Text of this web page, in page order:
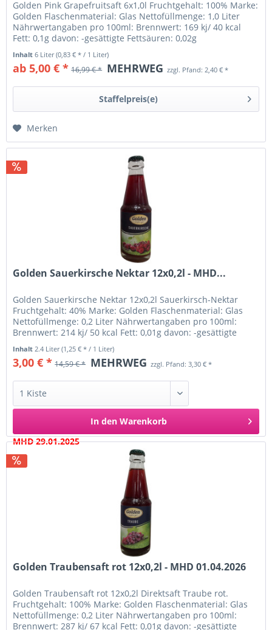
Golden Pink Grapefruitsaft 6x1,0l Fruchtgehalt: 100% Marke:
Golden Flaschenmaterial: Glas Nettofüllmenge: 1,0 Liter
Nährwertangaben pro 100ml: Brennwert: 169 kj/ 40 kcal
Fett: 0,1g davon: -gesättigte Fettsäuren: 0,02g
Inhalt6 Liter(0,83 € * / 1 Liter)
ab 5,00 € * 16,99 € * MEHRWEG zzgl. Pfand: 2,40 € *
Staffelpreis(e)
Merken
Golden Sauerkirsche Nektar 12x0,2l - MHD...
Golden Sauerkirsche Nektar 12x0,2l Sauerkirsch-Nektar
Fruchtgehalt: 40% Marke: Golden Flaschenmaterial: Glas
Nettofüllmenge: 0,2 Liter Nährwertangaben pro 100ml:
Brennwert: 214 kj/ 50 kcal Fett: 0,01g davon: -gesättigte
Inhalt 2.4 Liter(1,25 € * / 1 Liter)
3,00 € * 14,59 € * MEHRWEG zzgl. Pfand: 3,30 € *
In den Warenkorb
MHD 29.01.2025
Golden Traubensaft rot 12x0,2l - MHD 01.04.2026
Golden Traubensaft rot 12x0,2l Direktsaft Traube rot.
Fruchtgehalt: 100% Marke: Golden Flaschenmaterial: Glas
Nettofüllmenge: 0,2 Liter Nährwertangaben pro 100ml:
Brennwert: 287 kj/ 67 kcal Fett: 0,01g davon: -gesättigte